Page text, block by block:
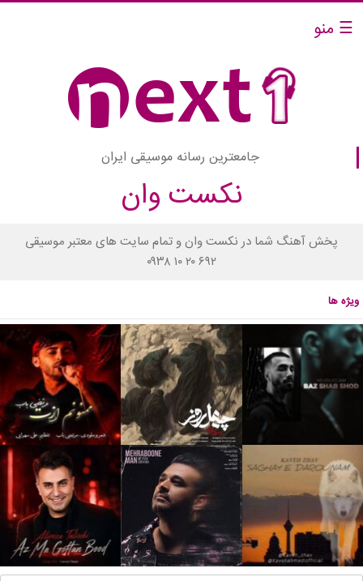
☰ منو
جامعترین رسانه موسیقی ایران
نکست وان
پخش آهنگ شما در نکست وان و تمام سایت های معتبر موسیقی
۰۹۳۸ ۱۰ ۲۰ ۶۹۲
ویژه ها